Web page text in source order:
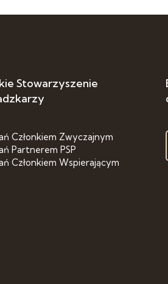
Stowarzyszenie
Członkiem Zwyczajnym
Partnerem PSP
Członkiem Wspierającym